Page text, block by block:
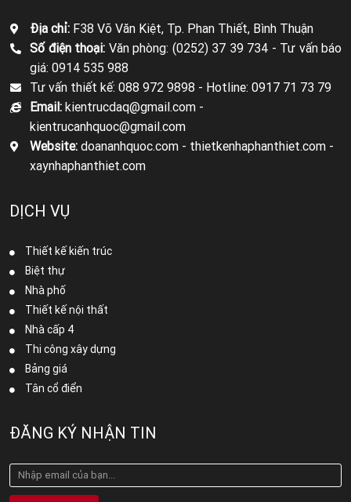
Địa chỉ: F38 Võ Văn Kiệt, Tp. Phan Thiết, Bình Thuận
Số điện thoại: Văn phòng: (0252) 37 39 734 - Tư vấn báo
giá: 0914 535 988
Tư vấn thiết kế: 088 972 9898 - Hotline: 0917 71 73 79
Email: kientrucdaq@gmail.com -
kientrucanhquoc@gmail.com
Website: doananhquoc.com - thietkenhaphanthiet.com -
xaynhaphanthiet.com
DỊCH VỤ
Thiết kế kiến trúc
Biệt thự
Nhà phố
Thiết kế nội thất
Nhà cấp 4
Thi công xây dựng
Bảng giá
Tân cổ điển
ĐĂNG KÝ NHẬN TIN